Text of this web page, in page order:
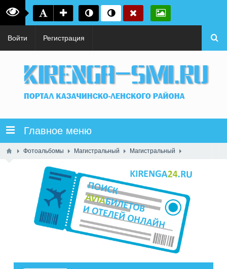
Войти Регистрация
Главное меню
Фотоальбомы Магистральный Магистральный